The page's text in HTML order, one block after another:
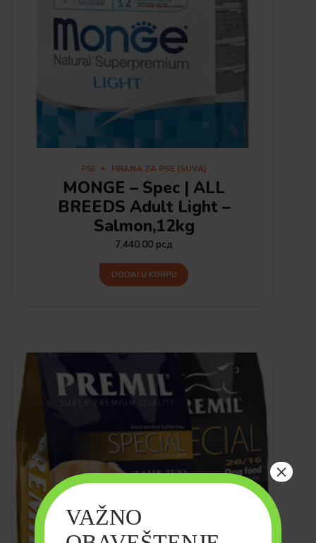
PSI HRANA ZA PSE (SUVA)
MONGE – Spec | ALL
BREEDS Adult Light –
Salmon,12kg
7,440.00 рсд
DODAJ U KORPU
VAŽNO
×